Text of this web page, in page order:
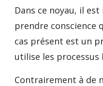
Dans ce noyau, il
prendre conscience
cas présent est un
utilise les
Contrairement à de